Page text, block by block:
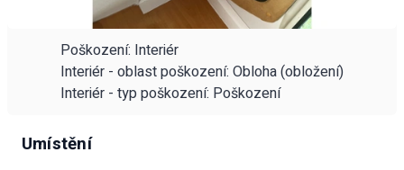
Poškození: Interiér
Interiér - oblast poškození: Obloha (obložení)
Interiér - typ poškození: Poškození
Umístění